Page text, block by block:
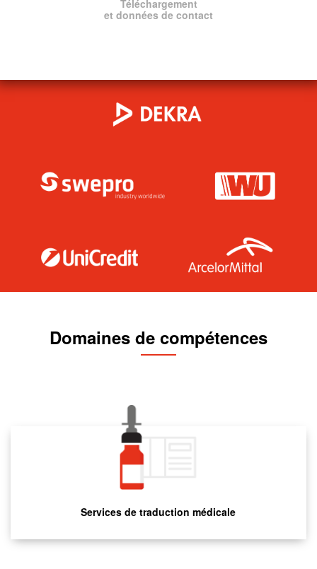
Téléchargement
et données de contact
Domaines de compétences
Services de traduction médicale